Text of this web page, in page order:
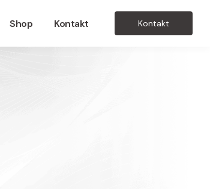
Shop Kontakt Kontakt